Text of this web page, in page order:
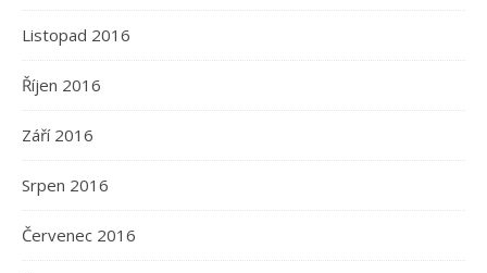
Listopad 2016
Říjen 2016
Září 2016
Srpen 2016
Červenec 2016